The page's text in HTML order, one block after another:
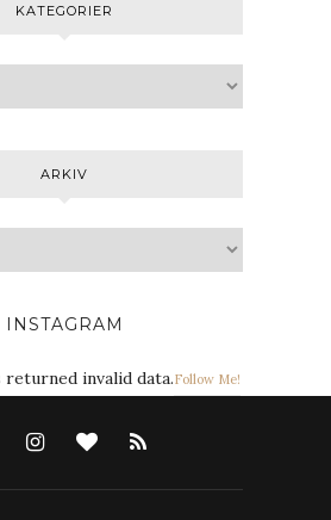
KATEGORIER
ARKIV
INSTAGRAM
returned invalid data.Follow Me!